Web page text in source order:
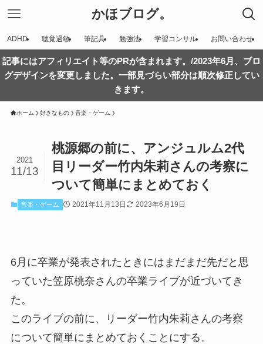
かほブログ。
ADHD 聴覚過敏 筆記具 勉強法 学習コンサル お問い合わせ
記事にはアフィリエイト等のPRが含まれます。/2023年6月、ブロ
グデザインを変更しました。一部見づらい部分は順次修正してい
きます。
ホーム 好きなもの 音楽・ゲーム
桃源郷の前に、アンジュルム2代
目リーダー竹内朱莉さんの考察に
ついて簡単にまとめておく
2021
11/13
音楽・ゲーム 2021年11月13日 2023年6月19日
6月に卒業が発表されたときにはまだまだ先だと思
っていた笠原桃奈さんの卒業ライブが近づいてき
た。
このライブの前に、リーダー竹内朱莉さんの考察
について簡単にまとめておくことにする。